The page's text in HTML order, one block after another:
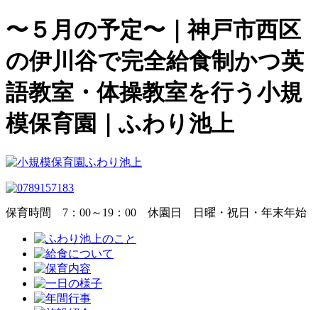
〜５月の予定〜｜神戸市西区
の伊川谷で完全給食制かつ英
語教室・体操教室を行う小規
模保育園｜ふわり池上
保育時間 7：00～19：00 休園日 日曜・祝日・年末年始